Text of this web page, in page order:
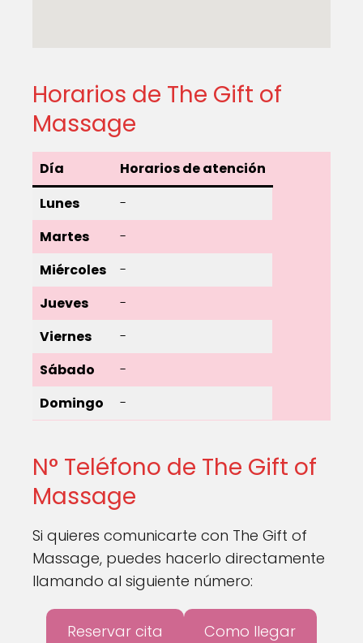
Horarios de The Gift of
Massage
Día
Horarios de atención
Lunes
-
Martes
-
Miércoles
-
Jueves
-
Viernes
-
Sábado
-
Domingo
-
N° Teléfono de The Gift of
Massage
Si quieres comunicarte con The Gift of
Massage, puedes hacerlo directamente
llamando al siguiente número:
Reservar cita Como llegar